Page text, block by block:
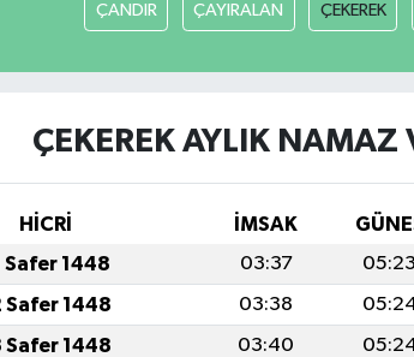
ÇANDIR ÇAYIRALAN ÇEKEREK
ÇEKEREK AYLIK NAMAZ
HİCRİ İMSAK
Safer 1448 03:37 05:23
Safer 1448 03:38
Safer 1448 03:40